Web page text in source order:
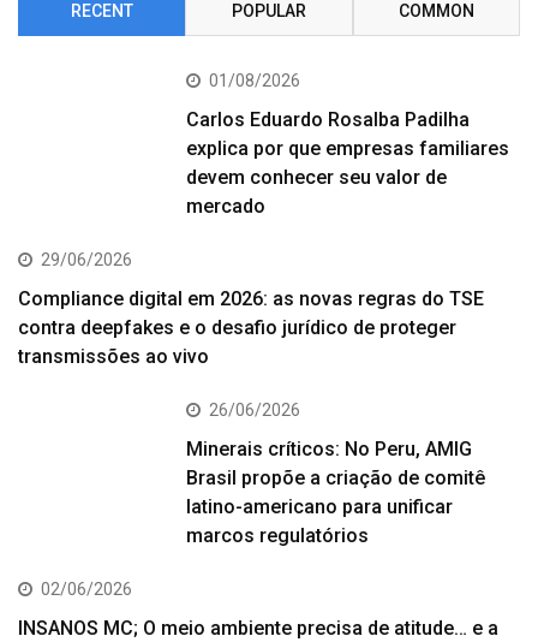
RECENT POPULAR COMMON
01/08/2026
Carlos Eduardo Rosalba Padilha
explica por que empresas familiares
devem conhecer seu valor de
mercado
29/06/2026
Compliance digital em 2026: as novas regras do TSE
contra deepfakes e o desafio jurídico de proteger
transmissões ao vivo
26/06/2026
Minerais críticos: No Peru, AMIG
Brasil propõe a criação de comitê
latino-americano para unificar
marcos regulatórios
02/06/2026
INSANOS MC; O meio ambiente precisa de atitude… e a